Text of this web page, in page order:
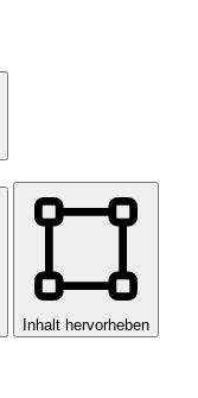
Inhalt hervorheben